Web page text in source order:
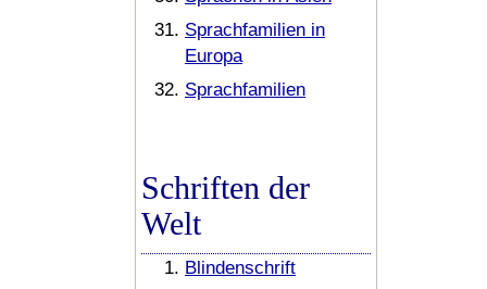
Sprachfamilien in
Europa
Sprachfamilien
Schriften der
Welt
Blindenschrift